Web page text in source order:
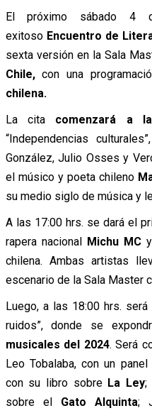
El próximo sábado 4
exitoso Encuentro de
sexta versión en la Sala
Chile,con una
chilena.
La cita comenzará a
“Independencias
González, Julio Osses y
el músico y poeta chileno
su medio siglo de música y
A las 17:00 hrs. se dará el
rapera nacional Michu MCy
chilena. Ambas artistas
escenario de la Sala Master
Luego, a las 18:00 hrs.
ruidos”, donde se
musicales del 2024. Será
Leo Tobalaba, con un
con su libro sobre La Ley;
sobre el Gato Alquinta;